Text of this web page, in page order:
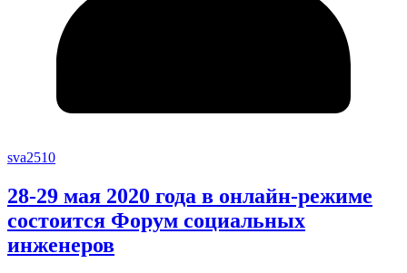
sva2510
28-29 мая 2020 года в онлайн-режиме
состоится Форум социальных
инженеров